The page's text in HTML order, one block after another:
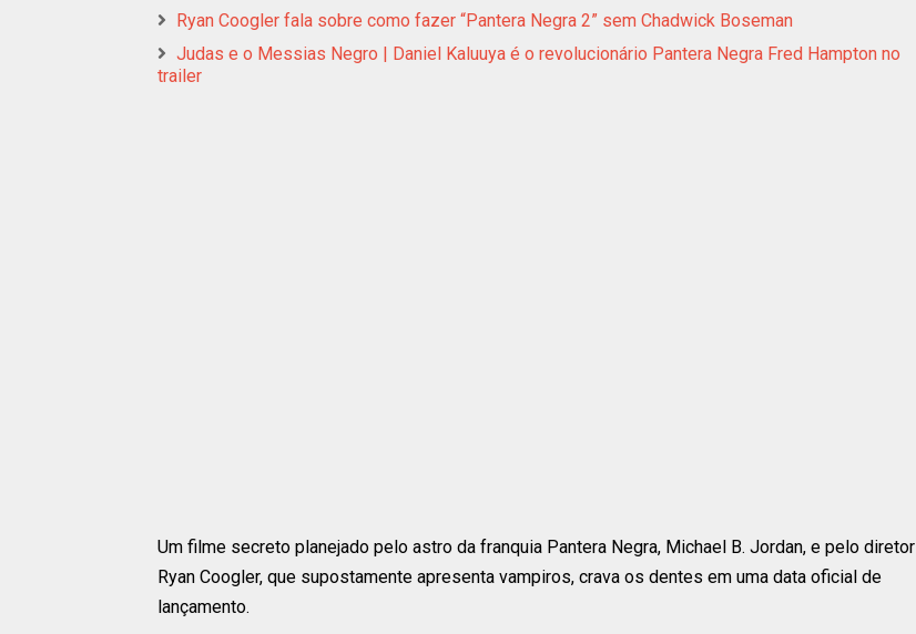
Ryan Coogler fala sobre como fazer “Pantera Negra 2” sem Chadwick Boseman
Judas e o Messias Negro | Daniel Kaluuya é o revolucionário Pantera Negra Fred Hampton no
trailer
Um filme secreto planejado pelo astro da franquia Pantera Negra, Michael B. Jordan, e pelo diretor
Ryan Coogler, que supostamente apresenta vampiros, crava os dentes em uma data oficial de
lançamento.